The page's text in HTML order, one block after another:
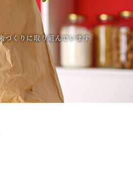
づくりに取り組んでいます